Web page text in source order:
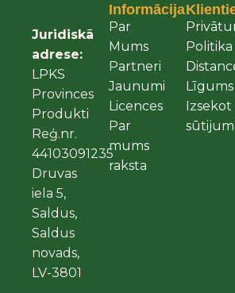
Atsaukšmju nav.
Juridiskā
adrese:
LPKS
Provinces
Produkti
Reģ.nr.
44103091235
Druvas
iela 5,
Saldus,
Saldus
novads,
LV-3801
Informācija
Par
Mums
Partneri
Jaunumi
Licences
Par
mums
raksta
Politika
Līgums
Izsekot